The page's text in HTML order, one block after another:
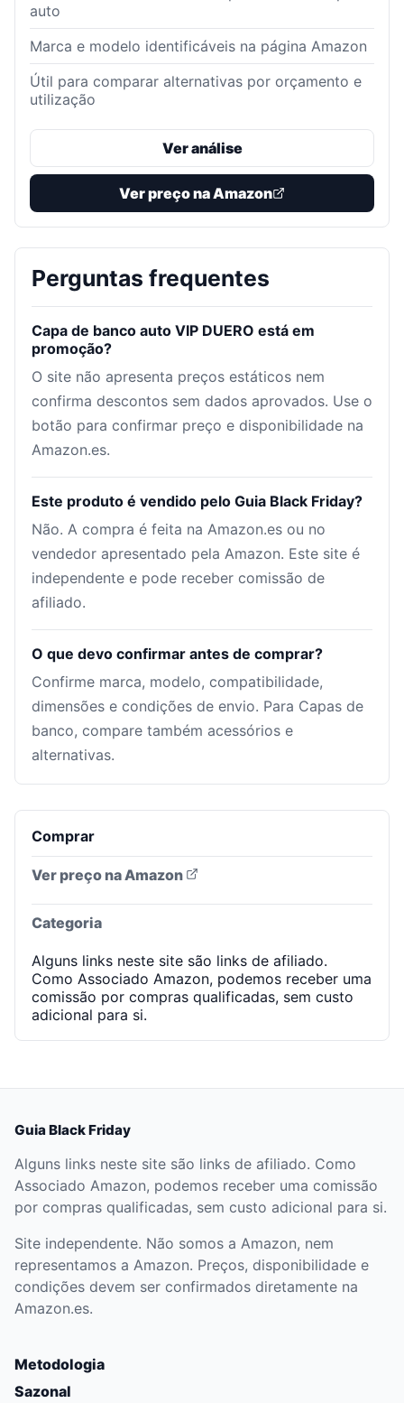
auto
Marca e modelo identificáveis na página Amazon
Útil para comparar alternativas por orçamento e
utilização
Ver análise
Ver preço na Amazon
Perguntas frequentes
Capa de banco auto VIP DUERO está em
promoção?
O site não apresenta preços estáticos nem
confirma descontos sem dados aprovados. Use o
botão para confirmar preço e disponibilidade na
Amazon.es.
Este produto é vendido pelo Guia Black Friday?
Não. A compra é feita na Amazon.es ou no
vendedor apresentado pela Amazon. Este site é
independente e pode receber comissão de
afiliado.
O que devo confirmar antes de comprar?
Confirme marca, modelo, compatibilidade,
dimensões e condições de envio. Para Capas de
banco, compare também acessórios e
alternativas.
Comprar
Ver preço na Amazon
Categoria
Alguns links neste site são links de afiliado.
Como Associado Amazon, podemos receber uma
comissão por compras qualificadas, sem custo
adicional para si.
Guia Black Friday
Alguns links neste site são links de afiliado. Como
Associado Amazon, podemos receber uma comissão
por compras qualificadas, sem custo adicional para si.
Site independente. Não somos a Amazon, nem
representamos a Amazon. Preços, disponibilidade e
condições devem ser confirmados diretamente na
Amazon.es.
Metodologia
Sazonal